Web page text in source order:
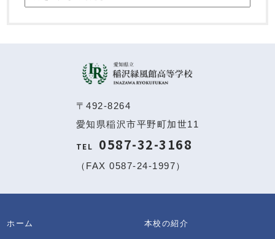
〒492-8264
愛知県稲沢市平野町加世11
TEL 0587-32-3168
（FAX 0587-24-1997）
ホーム 本校の紹介